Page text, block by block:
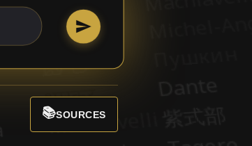
📚SOURCES